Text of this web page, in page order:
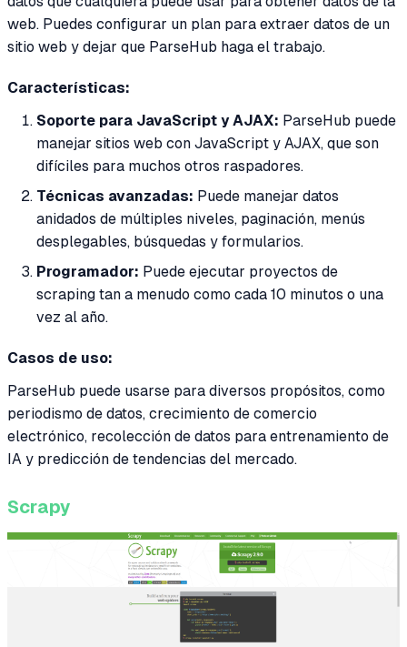
web. Puedes configurar un plan para extraer datos de un
sitio web y dejar que ParseHub haga el trabajo.
Características:
Soporte para JavaScript y AJAX: ParseHub puede
manejar sitios web con JavaScript y AJAX, que son
difíciles para muchos otros raspadores.
Técnicas avanzadas: Puede manejar datos
anidados de múltiples niveles, paginación, menús
desplegables, búsquedas y formularios.
Programador: Puede ejecutar proyectos de
scraping tan a menudo como cada 10 minutos o una
vez al año.
Casos de uso:
ParseHub puede usarse para diversos propósitos, como
periodismo de datos, crecimiento de comercio
electrónico, recolección de datos para entrenamiento de
IA y predicción de tendencias del mercado.
Scrapy